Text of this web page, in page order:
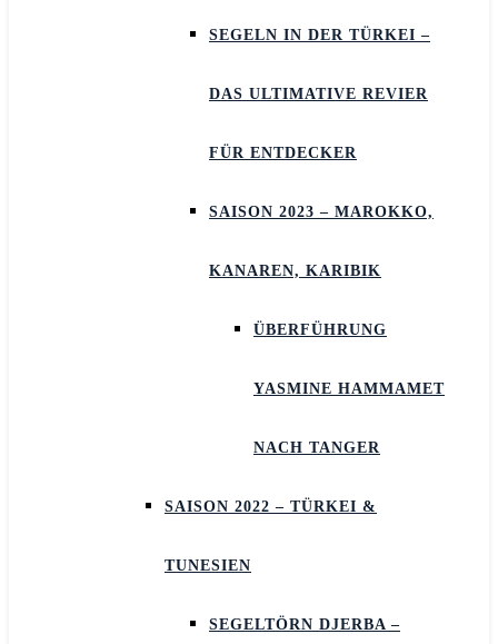
SEGELN IN DER TÜRKEI –
DAS ULTIMATIVE REVIER
FÜR ENTDECKER
SAISON 2023 – MAROKKO,
KANAREN, KARIBIK
ÜBERFÜHRUNG
YASMINE HAMMAMET
NACH TANGER
SAISON 2022 – TÜRKEI &
TUNESIEN
SEGELTÖRN DJERBA –